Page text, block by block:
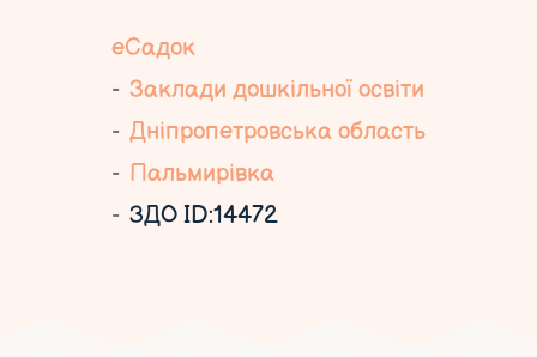
еСадок
Заклади дошкільної освіти
Дніпропетровська область
Пальмирівка
ЗДО ID:14472